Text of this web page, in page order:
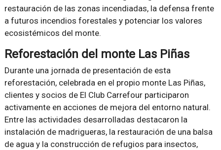
restauración de las zonas incendiadas, la defensa frente
a futuros incendios forestales y potenciar los valores
ecosistémicos del monte.
Reforestación del monte Las Piñas
Durante una jornada de presentación de esta
reforestación, celebrada en el propio monte Las Piñas,
clientes y socios de El Club Carrefour participaron
activamente en acciones de mejora del entorno natural.
Entre las actividades desarrolladas destacaron la
instalación de madrigueras, la restauración de una balsa
de agua y la construcción de refugios para insectos,